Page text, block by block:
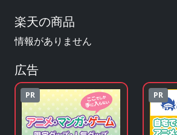
楽天の商品
情報がありません
広告
PR PR